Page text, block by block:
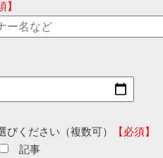
】
びください（複数可）
【必須】
記事